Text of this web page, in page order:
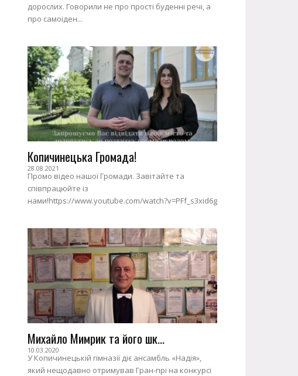
дорослих. Говорили не про прості буденні речі, а
про самоіден...
Копичинецька Громада!
28.08.2021
Промо відео нашої Громади. Завітайте та
співпрацюйте із
нами!https://www.youtube.com/watch?v=PFf_s3xid6g
Михайло Мимрик та його шк...
10.03.2020
У Копичинецькій гімназії діє ансамбль «Надія»,
який нещодавно отримував Гран-прі на конкурсі